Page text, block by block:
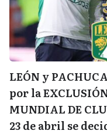
LEÓN y
por la
MUNDIAL DE
23 de abril se